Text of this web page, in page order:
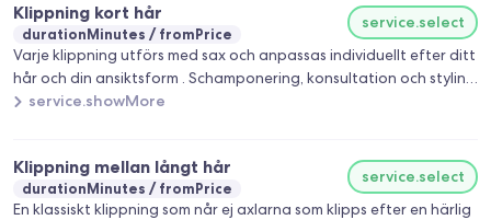
Klippning kort hår
durationMinutes fromPrice
service.select
Varje klippning utförs med sax och anpassas individuellt efter ditt
hår och din ansiktsform . Schamponering, konsultation och styling
ingår.
service.showMore
Klippning mellan långt hår
durationMinutes fromPrice
service.select
En klassiskt klippning som når ej axlarna som klipps efter en härlig